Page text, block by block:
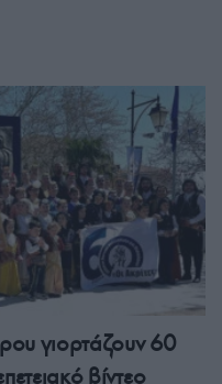
γιορτάζουν 60
βίντεο